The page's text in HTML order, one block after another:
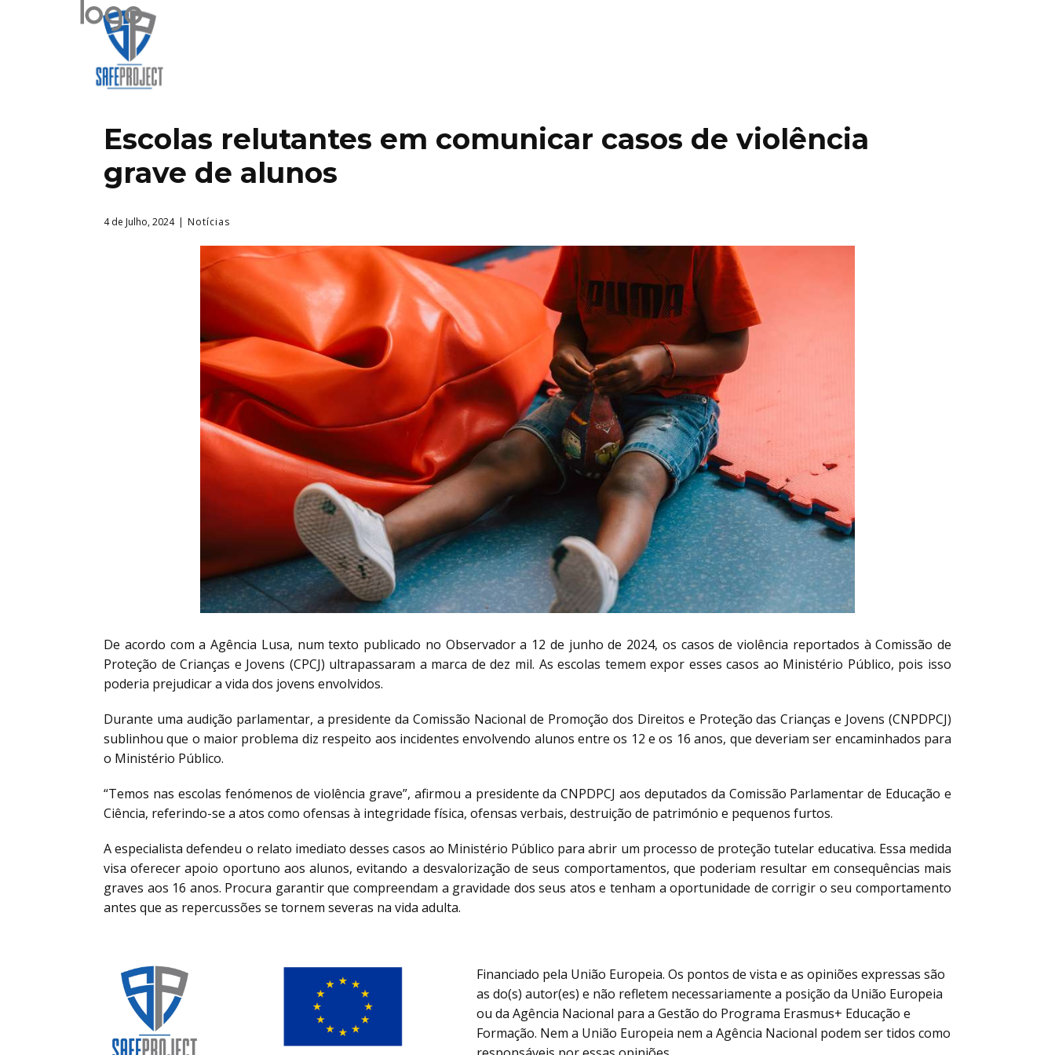
Escolas relutantes em comunicar casos de violência
grave de alunos
4 de Julho, 2024 Notícias
De acordo com a Agência Lusa, num texto publicado no Observador a 12 de junho de 2024, os casos de violência reportados à Comissão de
Proteção de Crianças e Jovens (CPCJ) ultrapassaram a marca de dez mil. As escolas temem expor esses casos ao Ministério Público, pois isso
poderia prejudicar a vida dos jovens envolvidos.
Durante uma audição parlamentar, a presidente da Comissão Nacional de Promoção dos Direitos e Proteção das Crianças e Jovens (CNPDPCJ)
sublinhou que o maior problema diz respeito aos incidentes envolvendo alunos entre os 12 e os 16 anos, que deveriam ser encaminhados para
o Ministério Público.
“Temos nas escolas fenómenos de violência grave”, afirmou a presidente da CNPDPCJ aos deputados da Comissão Parlamentar de Educação e
Ciência, referindo-se a atos como ofensas à integridade física, ofensas verbais, destruição de património e pequenos furtos.
A especialista defendeu o relato imediato desses casos ao Ministério Público para abrir um processo de proteção tutelar educativa. Essa medida
visa oferecer apoio oportuno aos alunos, evitando a desvalorização de seus comportamentos, que poderiam resultar em consequências mais
graves aos 16 anos. Procura garantir que compreendam a gravidade dos seus atos e tenham a oportunidade de corrigir o seu comportamento
antes que as repercussões se tornem severas na vida adulta.
Financiado pela União Europeia. Os pontos de vista e as opiniões expressas são
as do(s) autor(es) e não refletem necessariamente a posição da União Europeia
ou da Agência Nacional para a Gestão do Programa Erasmus+ Educação e
Formação. Nem a União Europeia nem a Agência Nacional podem ser tidos como